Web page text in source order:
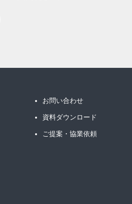
お問い合わせ
資料ダウンロード
ご提案・協業依頼